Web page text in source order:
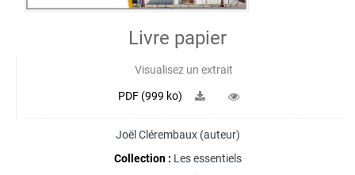
Livre papier
Visualisez un extrait
PDF (999 ko)
Joël Clérembaux(auteur)
Collection : Les essentiels